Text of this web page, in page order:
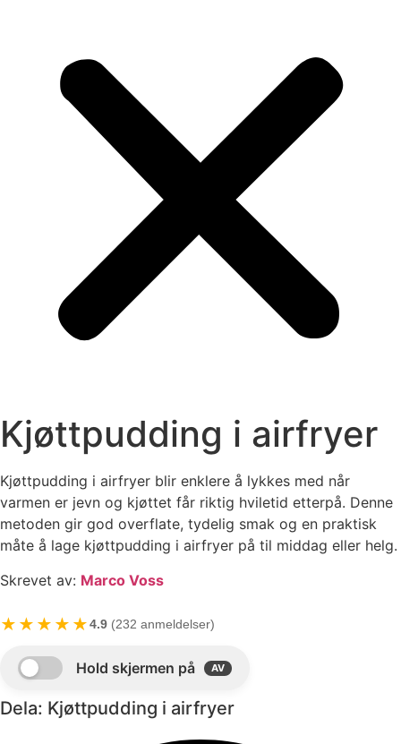
Kjøttpudding i airfryer
Kjøttpudding i airfryer blir enklere å lykkes med når
varmen er jevn og kjøttet får riktig hviletid etterpå. Denne
metoden gir god overflate, tydelig smak og en praktisk
måte å lage kjøttpudding i airfryer på til middag eller helg.
Skrevet av: Marco Voss
★★★★★4.9 (232 anmeldelser)
Dela: Kjøttpudding i airfryer